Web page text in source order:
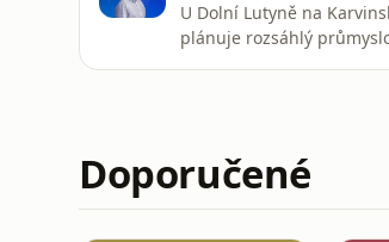
U Dolní Lutyně na
plánuje rozsáhlý
Doporučené